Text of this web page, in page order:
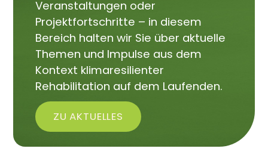
Veranstaltungen oder
Projektfortschritte – in diesem
Bereich halten wir Sie über aktuelle
Themen und Impulse aus dem
Kontext klimaresilienter
Rehabilitation auf dem Laufenden.
ZU AKTUELLES